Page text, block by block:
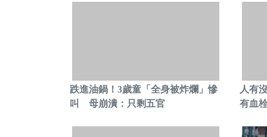
跌進油鍋！3歲童「全身被炸爛」慘
叫 母崩潰：只剩五官
人有
有血